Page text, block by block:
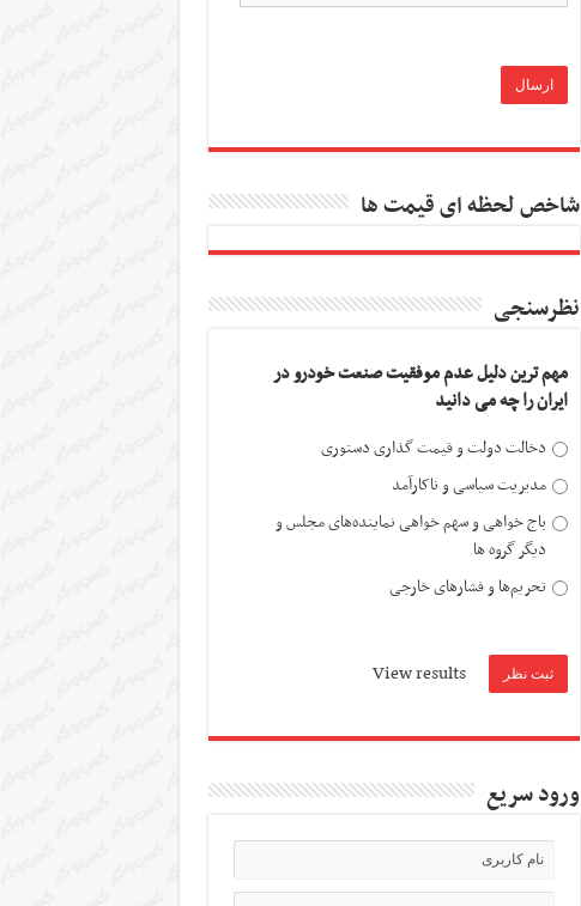
شاخص لحظه ای قیمت ها
نظرسنجی
مهم ترین دلیل عدم موفقیت صنعت خودرو در
ایران را چه می دانید
دخالت دولت و قیمت گذاری دستوری
مدیریت سیاسی و ناکارآمد
باج خواهی و سهم خواهی نماینده‌های مجلس و
دیگر گروه ها
تحریم‌ها و فشارهای خارجی
View results
ورود سریع